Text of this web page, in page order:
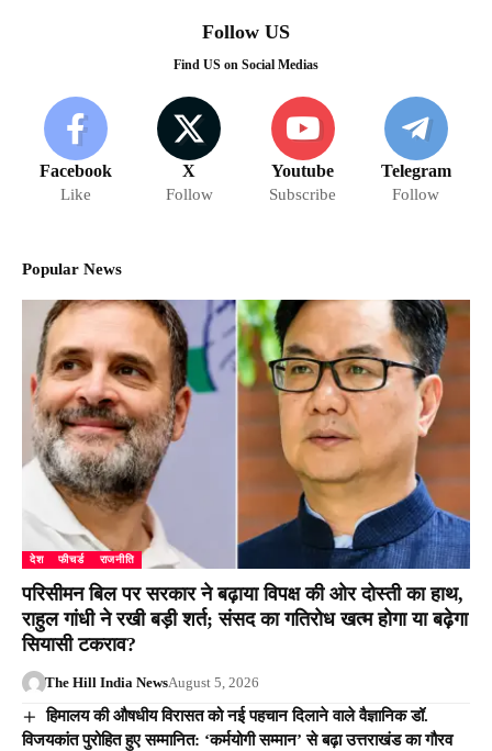
Follow US
Find US on Social Medias
Facebook
Like
X
Follow
Youtube
Subscribe
Telegram
Follow
Popular News
देश फीचर्ड राजनीति
परिसीमन बिल पर सरकार ने बढ़ाया विपक्ष की ओर दोस्ती का हाथ,
राहुल गांधी ने रखी बड़ी शर्त; संसद का गतिरोध खत्म होगा या बढ़ेगा
सियासी टकराव?
The Hill India NewsAugust 5, 2026
हिमालय की औषधीय विरासत को नई पहचान दिलाने वाले वैज्ञानिक डॉ.
विजयकांत पुरोहित हुए सम्मानित: ‘कर्मयोगी सम्मान’ से बढ़ा उत्तराखंड का गौरव